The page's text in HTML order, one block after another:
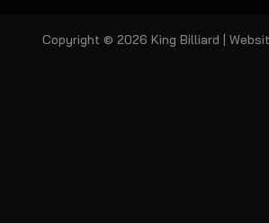
Copyright © 2026 King Billiard |